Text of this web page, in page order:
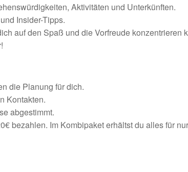
Aktivitäten und Unterkünften.
Insider-Tipps.
auf den Spaß und die Vorfreude konzentrieren
die Planung für dich.
Kontakten.
abgestimmt.
bezahlen. Im Kombipaket erhältst du alles für